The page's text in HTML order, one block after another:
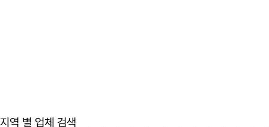
지역 별 업체 검색